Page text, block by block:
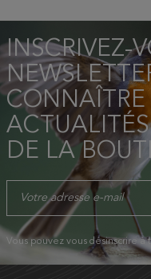
INSCRIVEZ-
CONNAÎTRE
DE LA
Vous pouvez vous désinscrire